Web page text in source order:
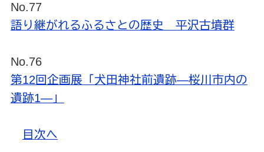
No.77
語り継がれるふるさとの歴史 平沢古墳群
No.76
第12回企画展「犬田神社前遺跡―桜川市内の
遺跡1―」
目次へ